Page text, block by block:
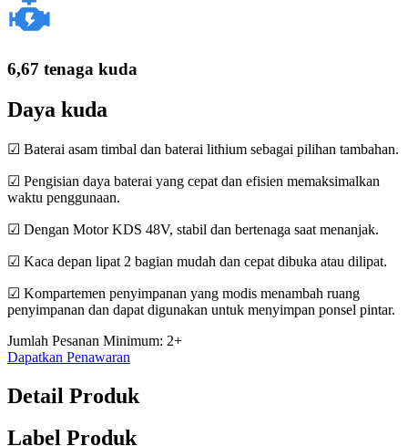
6,67 tenaga kuda
Daya kuda
☑ Baterai asam timbal dan baterai lithium sebagai pilihan tambahan.
☑ Pengisian daya baterai yang cepat dan efisien memaksimalkan
waktu penggunaan.
☑ Dengan Motor KDS 48V, stabil dan bertenaga saat menanjak.
☑ Kaca depan lipat 2 bagian mudah dan cepat dibuka atau dilipat.
☑ Kompartemen penyimpanan yang modis menambah ruang
penyimpanan dan dapat digunakan untuk menyimpan ponsel pintar.
Jumlah Pesanan Minimum: 2+
Dapatkan Penawaran
Detail Produk
Label Produk